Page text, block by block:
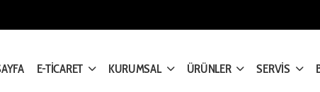
E-TİCARET KURUMSAL ÜRÜNLER SERVİS